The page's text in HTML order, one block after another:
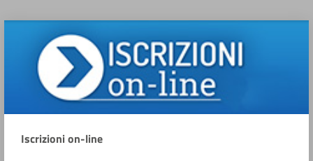
Iscrizioni on-line